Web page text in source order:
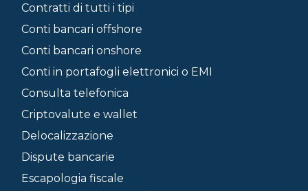
Contratti di tutti i tipi
Conti bancari offshore
Conti bancari onshore
Conti in portafogli elettronici o EMI
Consulta telefonica
Criptovalute e wallet
Delocalizzazione
Dispute bancarie
Escapologia fiscale